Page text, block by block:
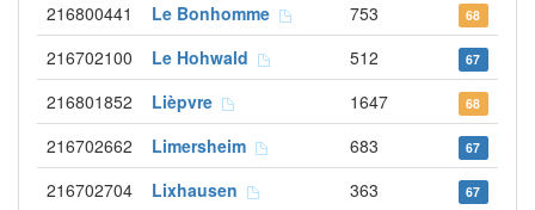
216800441 Le Bonhomme 753 68
216702100 Le Hohwald 512 67
216801852 Lièpvre 1647 68
216702662 Limersheim 683 67
216702704 Lixhausen 363 67